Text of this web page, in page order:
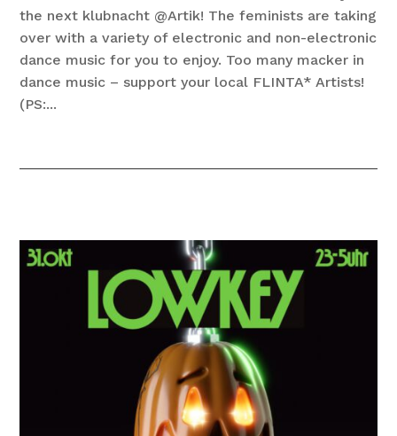
the next klubnacht @Artik! The feminists are taking
over with a variety of electronic and non-electronic
dance music for you to enjoy. Too many macker in
dance music – support your local FLINTA* Artists!
(PS:...